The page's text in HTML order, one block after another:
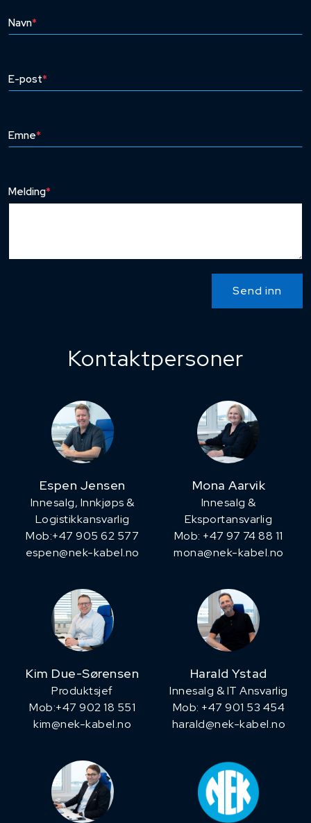
Navn*
E-post*
Emne*
Melding*
Send inn
Kontaktpersoner
Espen Jensen
Innesalg, ​Innkjøps &
Logistikkansvarlig
Mob:+47 905 62 577
espen@nek-kabel.no
Mona Aarvik
Innesalg &
Eksportansvarlig
Mob: +47 97 74 88 11
mona@nek-kabel.no
Kim Due-Sørensen
Produktsjef
​Mob:+47 902 18 551
kim@nek-kabel.no
Harald Ystad
Innesalg & IT Ansvarlig
Mob: +47 901 53 454
harald@nek-kabel.no